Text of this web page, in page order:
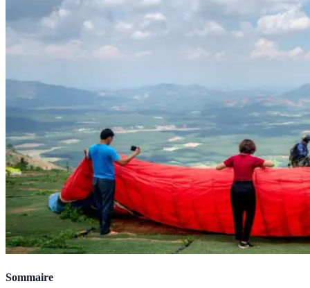
Sommaire